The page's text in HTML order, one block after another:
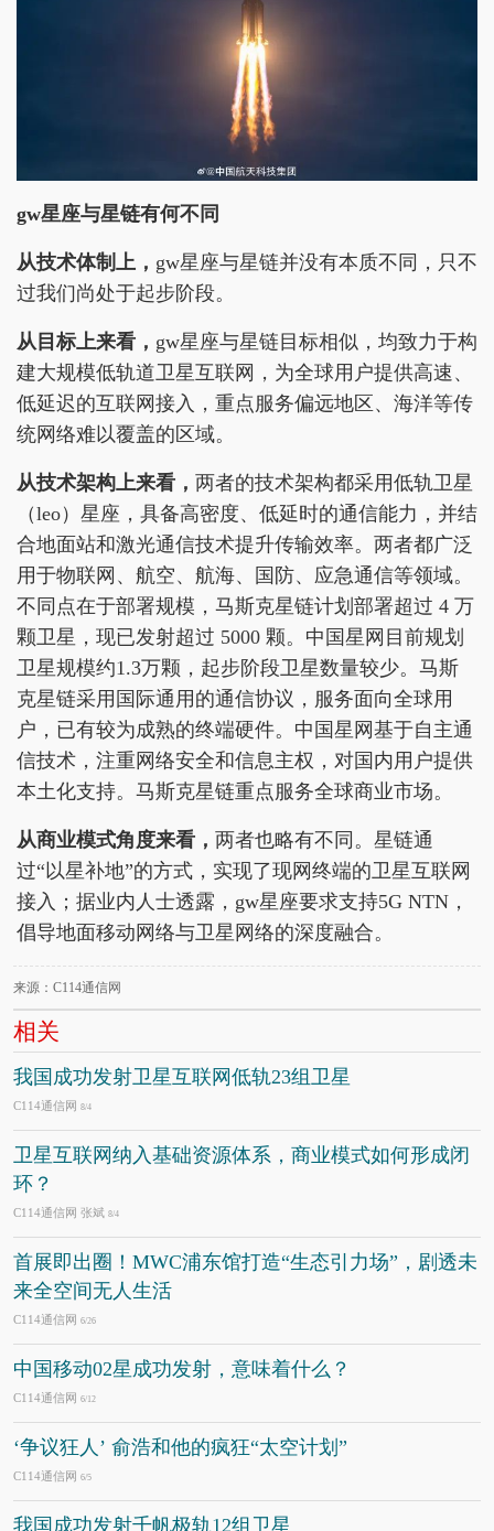
gw星座与星链有何不同
从技术体制上， gw星座与星链并没有本质不同，只不
过我们尚处于起步阶段。
从目标上来看， gw星座与星链目标相似，均致力于构
建大规模低轨道卫星互联网，为全球用户提供高速、
低延迟的互联网接入，重点服务偏远地区、海洋等传
统网络难以覆盖的区域。
从技术架构上来看， 两者的技术架构都采用低轨卫星
（leo）星座，具备高密度、低延时的通信能力，并结
合地面站和激光通信技术提升传输效率。两者都广泛
用于物联网、航空、航海、国防、应急通信等领域。
不同点在于部署规模，马斯克星链计划部署超过 4 万
颗卫星，现已发射超过 5000 颗。中国星网目前规划
卫星规模约1.3万颗，起步阶段卫星数量较少。马斯
克星链采用国际通用的通信协议，服务面向全球用
户，已有较为成熟的终端硬件。中国星网基于自主通
信技术，注重网络安全和信息主权，对国内用户提供
本土化支持。马斯克星链重点服务全球商业市场。
从商业模式角度来看， 两者也略有不同。星链通
过“以星补地”的方式，实现了现网终端的卫星互联网
接入；据业内人士透露，gw星座要求支持5G NTN，
倡导地面移动网络与卫星网络的深度融合。
来源：C114通信网
相关
我国成功发射卫星互联网低轨23组卫星
C114通信网 8/4
卫星互联网纳入基础资源体系，商业模式如何形成闭
环？
C114通信网 张斌 8/4
首展即出圈！MWC浦东馆打造“生态引力场”，剧透未
来全空间无人生活
C114通信网 6/26
中国移动02星成功发射，意味着什么？
C114通信网 6/12
‘争议狂人’ 俞浩和他的疯狂“太空计划”
C114通信网 6/5
我国成功发射千帆极轨12组卫星